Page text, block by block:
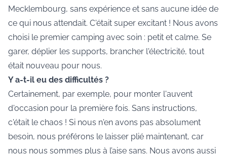
Mecklembourg, sans expérience et sans aucune idée de
ce qui nous attendait. C'était super excitant ! Nous avons
choisi le premier camping avec soin : petit et calme. Se
garer, déplier les supports, brancher l'électricité, tout
était nouveau pour nous.
Y a-t-il eu des difficultés ?
Certainement, par exemple, pour monter l'auvent
d'occasion pour la première fois. Sans instructions,
c'était le chaos ! Si nous n'en avons pas absolument
besoin, nous préférons le laisser plié maintenant, car
nous nous sommes plus à l’aise sans. Nous avons aussi